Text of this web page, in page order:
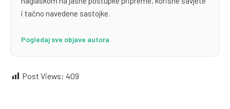
i tačno navedene sastojke.
Pogledaj sve objave autora
Post Views: 409